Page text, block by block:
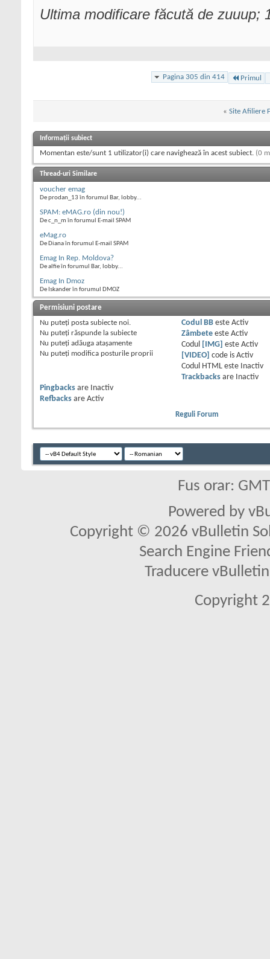
Ultima modificare făcută de zuuup;
Pagina 305 din 414 Primul
« Site Afiliere
Informații subiect
Momentan este/sunt 1 utilizator(i) care navighează în acest subiect. (0
Thread-uri Similare
voucher emag
De prodan_13 în forumul Bar, lobby...
SPAM: eMAG.ro (din nou!)
De c_n_m în forumul E-mail SPAM
eMag.ro
De Diana în forumul E-mail SPAM
Emag In Rep. Moldova?
De alfie în forumul Bar, lobby...
Emag In Dmoz
De Iskander în forumul DMOZ
Permisiuni postare
Nu puteţi posta subiecte noi.
Nu puteţi răspunde la subiecte
Nu puteţi adăuga ataşamente
Nu puteţi modifica posturile proprii
Codul BBeste Activ
Zâmbeteeste Activ
Codul
[IMG] este Activ
[VIDEO] code is Activ
Codul HTML este
Inactiv
Trackbacksare
Inactiv
Pingbacks are
Inactiv
Refbacks are Activ
Reguli Forum
Fus orar:
Powered by
Copyright © 2026 vBulletin
Search Engine
Traducere
Copyright